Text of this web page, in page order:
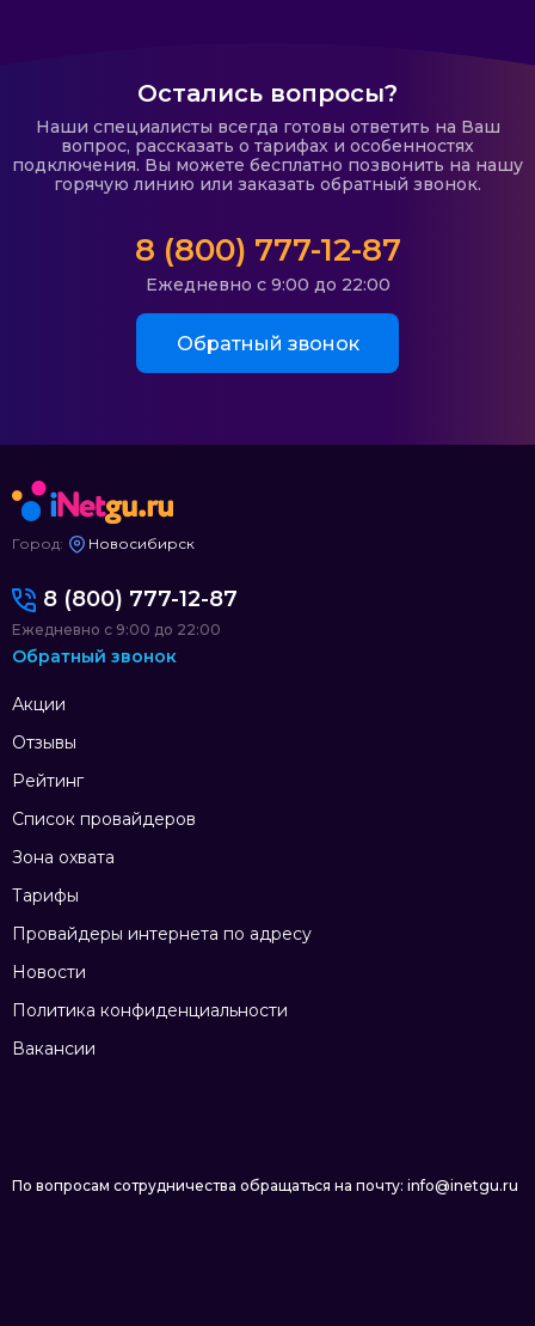
Остались вопросы?
Наши специалисты всегда готовы ответить на Ваш
вопрос, рассказать о тарифах и особенностях
подключения. Вы можете бесплатно позвонить на нашу
горячую линию или заказать обратный звонок.
8 (800) 777-12-87
Ежедневно с 9:00 до 22:00
Обратный звонок
Город: Новосибирск
Акции
Отзывы
Рейтинг
Список провайдеров
Зона охвата
Тарифы
Провайдеры интернета по адресу
Новости
Политика конфиденциальности
Вакансии
8 (800) 777-12-87
Ежедневно с 9:00 до 22:00
Обратный звонок
По вопросам сотрудничества обращаться на почту: info@inetgu.ru